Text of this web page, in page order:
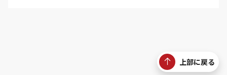
上部に戻る